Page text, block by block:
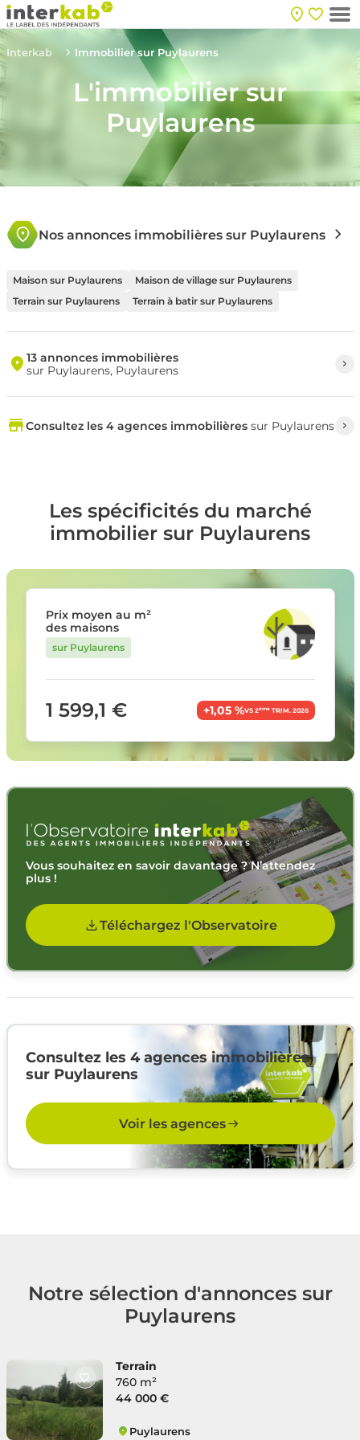
Interkab Immobilier sur Puylaurens
L'immobilier sur
Puylaurens
Nos annonces immobilières sur Puylaurens
Maison sur Puylaurens
Maison de village sur Puylaurens
Terrain sur Puylaurens
Terrain à batir sur Puylaurens
13 annonces immobilières
sur Puylaurens, Puylaurens
Consultez les 4 agences immobilièressur Puylaurens
Les spécificités du marché
immobilier sur Puylaurens
Prix moyen au m²
des maisons
sur Puylaurens
1 599,1 € +1,05 %VS 2èmeTRIM. 2026
Vous souhaitez en savoir davantage ? N’attendez
plus !
Téléchargez l'Observatoire
Consultez les 4 agences immobilières
sur Puylaurens
Voir les agences
Notre sélection d'annonces sur
Puylaurens
Terrain
760 m²
44 000 €
Puylaurens